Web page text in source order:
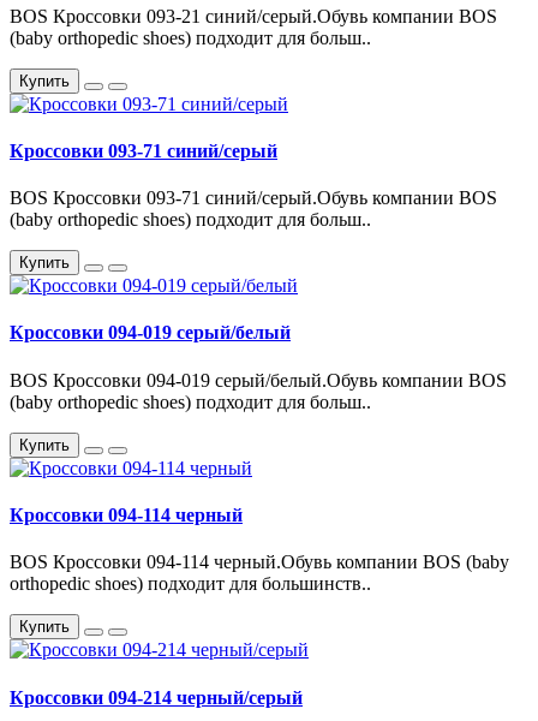
BOS Кроссовки 093-21 синий/серый.Обувь компании BOS
(baby orthopedic shoes) подходит для больш..
Купить
Кроссовки 093-71 синий/серый
BOS Кроссовки 093-71 синий/серый.Обувь компании BOS
(baby orthopedic shoes) подходит для больш..
Купить
Кроссовки 094-019 серый/белый
BOS Кроссовки 094-019 серый/белый.Обувь компании BOS
(baby orthopedic shoes) подходит для больш..
Купить
Кроссовки 094-114 черный
BOS Кроссовки 094-114 черный.Обувь компании BOS (baby
orthopedic shoes) подходит для большинств..
Купить
Кроссовки 094-214 черный/серый